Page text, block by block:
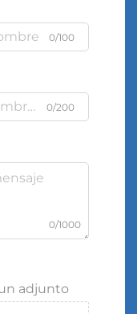
0/100
0/200
0/1000
adjunto